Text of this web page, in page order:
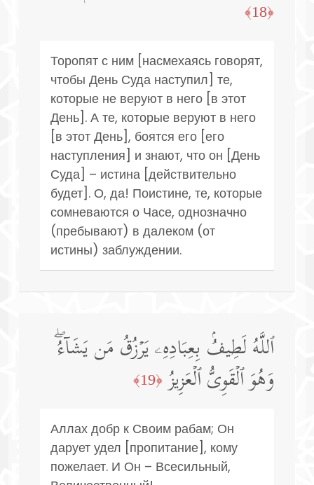
﴿18﴾
Торопят с ним [насмехаясь говорят,
чтобы День Суда наступил] те,
которые не веруют в него [в этот
День]. А те, которые веруют в него
[в этот День], боятся его [его
наступления] и знают, что он [День
Суда] – истина [действительно
будет]. О, да! Поистине, те, которые
сомневаются о Часе, однозначно
(пребывают) в далеком (от
истины) заблуждении.
ٱللَّهُ لَطِیفُۢ بِعِبَادِهِۦ یَرۡزُقُ مَن یَشَاۤءُۖ
وَهُوَ ٱلۡقَوِیُّ ٱلۡعَزِیزُ ﴿19﴾
Аллах добр к Своим рабам; Он
дарует удел [пропитание], кому
пожелает. И Он – Всесильный,